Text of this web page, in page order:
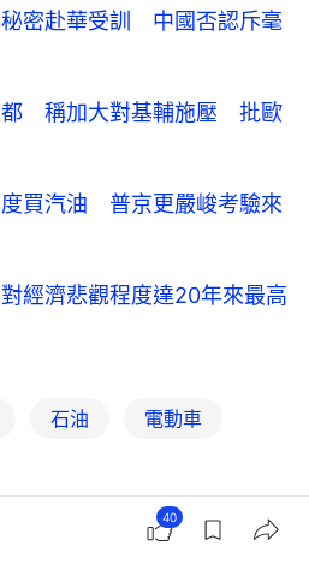
密赴華受訓 中國否認斥毫
都 稱加大對基輔施壓 批歐
買汽油 普京更嚴峻考驗來
經濟悲觀程度達20年來最高
石油 電動車
40